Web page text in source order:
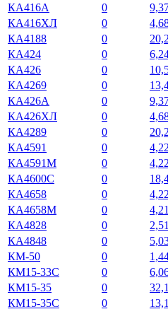
КА416А
0
КА416ХЛ
0
КА4188
0
КА424
0
КА426
0
КА4269
0
КА426А
0
КА426ХЛ
0
КА4289
0
КА4591
0 4,22
КА4591М
0 4,22
КА4600С
0
КА4658
0 4,22
КА4658М
0
КА4828
0
КА4848
0
КМ-50
0
КМ15-33С
0
КМ15-35
0 32,1
КМ15-35С
0